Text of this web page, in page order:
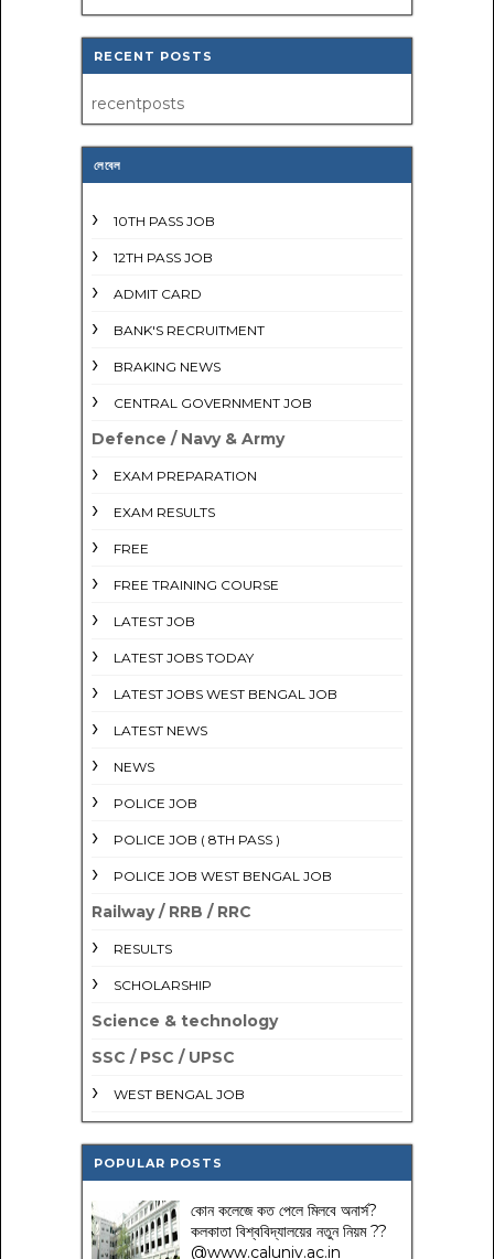
RECENT POSTS
recentposts
লেবেল
10TH PASS JOB
12TH PASS JOB
ADMIT CARD
BANK'S RECRUITMENT
BRAKING NEWS
CENTRAL GOVERNMENT JOB
Defence / Navy & Army
EXAM PREPARATION
EXAM RESULTS
FREE
FREE TRAINING COURSE
LATEST JOB
LATEST JOBS TODAY
LATEST JOBS WEST BENGAL JOB
LATEST NEWS
NEWS
POLICE JOB
POLICE JOB ( 8TH PASS )
POLICE JOB WEST BENGAL JOB
Railway / RRB / RRC
RESULTS
SCHOLARSHIP
Science & technology
SSC / PSC / UPSC
WEST BENGAL JOB
POPULAR POSTS
কোন কলেজে কত পেলে মিলবে অনার্স?
কলকাতা বিশ্ববিদ্যালয়ের নতুন নিয়ম??
@www.caluniv.ac.in